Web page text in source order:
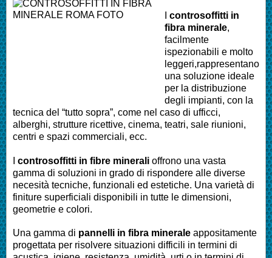
controsoffitti in
fibra minerale,
facilmente
ispezionabili e molto
leggeri,rappresentano
una soluzione ideale
per la distribuzione
degli impianti, con la
tecnica del “tutto sopra”, come nel caso di ufficci,
alberghi, strutture ricettive, cinema, teatri, sale riunioni,
centri e spazi commerciali, ecc.
controsoffitti in fibre minerali offrono una vasta
gamma di soluzioni in grado di rispondere alle diverse
necesità tecniche, funzionali ed estetiche. Una varietà di
finiture superficiali disponibili in tutte le dimensioni,
geometrie e colori.
Una gamma di pannelli in fibra minerale appositamente
progettata per risolvere situazioni difficili in termini di